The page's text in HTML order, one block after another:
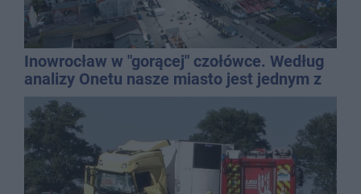
Inowrocław w "gorącej" czołówce. Według
analizy Onetu nasze miasto jest jednym z
najbardziej narażonych na upały